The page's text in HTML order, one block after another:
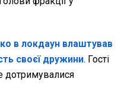
в локдаун влаштував
своєї дружини. Гості
дотримувалися